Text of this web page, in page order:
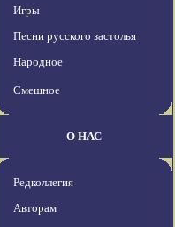
Игры
Песни русского застолья
Народное
Смешное
О НАС
Редколлегия
Авторам